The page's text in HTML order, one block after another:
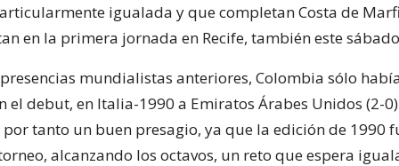
igualada y que completan Costa de
en la primera jornada en Recife, también este
mundialistas anteriores, Colombia sólo
el debut, en Italia-1990 a Emiratos Árabes Unidos (2-
por tanto un buen presagio, ya que la edición de 1990
alcanzando los octavos, un reto que espera